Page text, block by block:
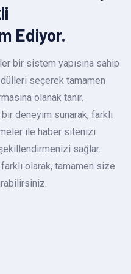
Ediyor.
bir sistem yapısına sahip
seçerek tamamen
olanak tanır.
bir deneyim sunarak, farklı
ile haber sitenizi
sağlar.
olarak, tamamen size